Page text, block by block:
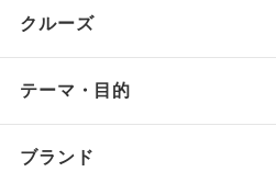
クルーズ
テーマ・目的
ブランド